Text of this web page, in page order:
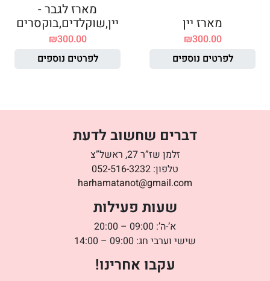
מארז יין
₪300.00
לפרטים נוספים
מארז לגבר -
יין,שוקלדים,בוקסרים
₪300.00
לפרטים נוספים
דברים שחשוב לדעת
זלמן שז”ר 27, ראשל”צ
טלפון: 052-516-3232
harhamatanot@gmail.com
שעות פעילות
א’-ה’: 09:00 – 20:00
שישי וערבי חג: 09:00 – 14:00
עקבו אחרינו!